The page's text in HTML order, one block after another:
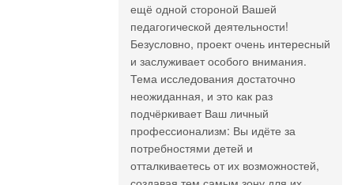
ещё одной стороной Вашей
педагогической деятельности!
Безусловно, проект очень интересный
и заслуживает особого внимания.
Тема исследования достаточно
неожиданная, и это как раз
подчёркивает Ваш личный
профессионализм: Вы идёте за
потребностями детей и
отталкиваетесь от их возможностей,